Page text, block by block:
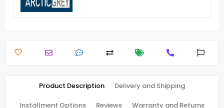
Product Description Delivery and Shipping
Installment Options Reviews Warranty and Returns